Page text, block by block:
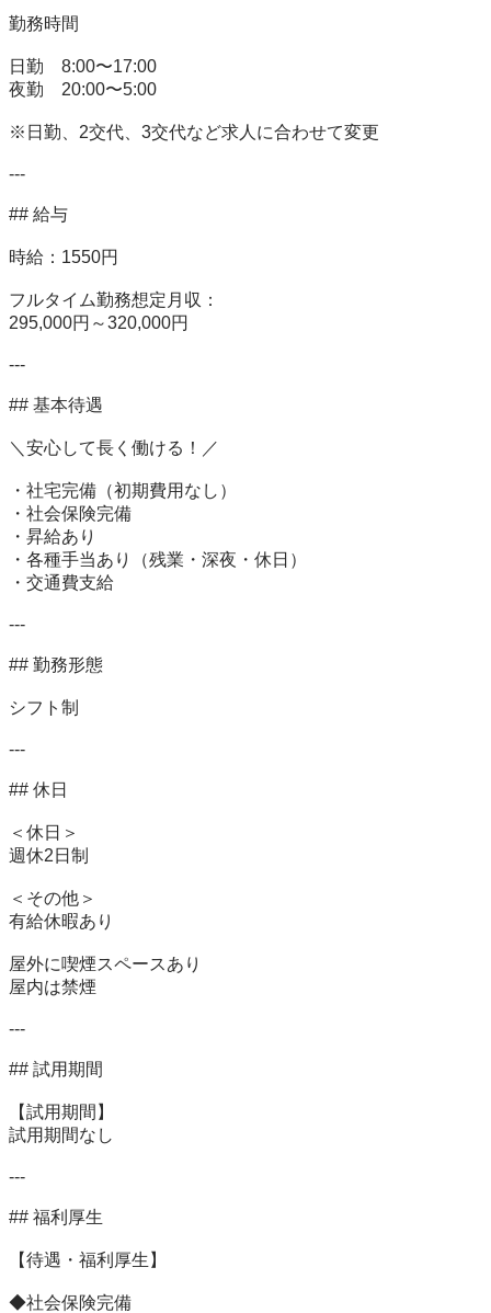
勤務時間
日勤　8:00〜17:00
夜勤　20:00〜5:00
※日勤、2交代、3交代など求人に合わせて変更
---
## 給与
時給：1550円
フルタイム勤務想定月収：
295,000円～320,000円
---
## 基本待遇
＼安心して長く働ける！／
・社宅完備（初期費用なし）
・社会保険完備
・昇給あり
・各種手当あり（残業・深夜・休日）
・交通費支給
---
## 勤務形態
シフト制
---
## 休日
＜休日＞
週休2日制
＜その他＞
有給休暇あり
屋外に喫煙スペースあり
屋内は禁煙
---
## 試用期間
【試用期間】
試用期間なし
---
## 福利厚生
【待遇・福利厚生】
◆社会保険完備